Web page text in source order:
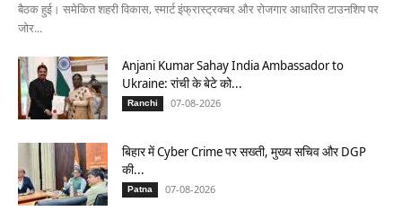
बैठक हुई। समेकित शहरी विकास, स्मार्ट इंफ्रास्ट्रक्चर और रोजगार आधारित टाउनशिप पर
जोर...
Anjani Kumar Sahay India Ambassador to
Ukraine: रांची के बेटे को...
Ranchi 07-08-2026
बिहार में Cyber Crime पर सख्ती, मुख्य सचिव और DGP
की...
Patna 07-08-2026